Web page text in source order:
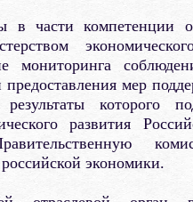
в части компетенции
мониторинга
предоставления мер
которого
развития
экономики.